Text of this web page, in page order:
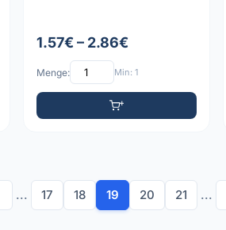
1.57€ – 2.86€
Menge: Min: 1
... 17 18 19 20 21 ...